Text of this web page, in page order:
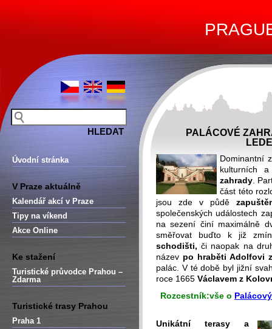
Úvodní stránka
V Praze aktuálně
Kalendář akcí v Praze
Tipy na víkend
Akce Online
Ke stažení
Turistické průvodce Prahou –
Zdarma
Turistické trasy Prahou
Praha 1
PALÁCOVÉ
Dominantní
kulturních
zahrady .
část této
jsou zde v půdě
společenských událostech
na sezení činí maximálně
směřovat buďto k již
schodišti, či naopak na
název po hraběti Adolfovi
palác. V té době byl jižní
roce 1665 Václavem z
Rozcestník:vše o
Unikátní terasy a